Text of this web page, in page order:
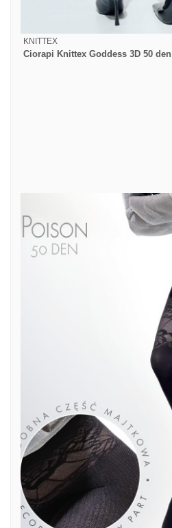
KNITTEX
Ciorapi Knittex Goddess 3D 50 den